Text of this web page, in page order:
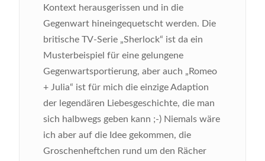
Kontext herausgerissen und in die
Gegenwart hineingequetscht werden. Die
britische TV-Serie „Sherlock“ ist da ein
Musterbeispiel für eine gelungene
Gegenwartsportierung, aber auch „Romeo
+ Julia“ ist für mich die einzige Adaption
der legendären Liebesgeschichte, die man
sich halbwegs geben kann ;-) Niemals wäre
ich aber auf die Idee gekommen, die
Groschenheftchen rund um den Rächer